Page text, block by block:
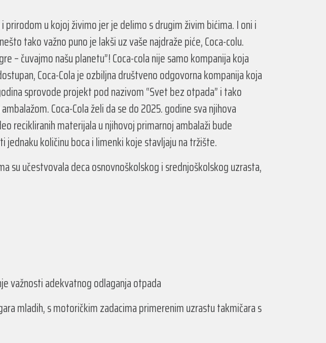
u kojoj živimo jer je delimo s drugim živim bićima. I oni i
tako važno puno je lakši uz vaše najdraže piće, Coca-colu.
– čuvajmo našu planetu”! Coca-cola nije samo kompanija koja
Coca-Cola je ozbiljna društveno odgovorna kompanija koja
sprovode projekt pod nazivom “Svet bez otpada” i tako
Coca-Cola želi da se do 2025. godine sva njihova
recikliranih materijala u njihovoj primarnoj ambalaži bude
jednaku količinu boca i limenki koje stavljaju na tržište.
su učestvovala deca osnovnoškolskog i srednjoškolskog uzrasta,
važnosti adekvatnog odlaganja otpada
mladih, s motoričkim zadacima primerenim uzrastu takmičara s